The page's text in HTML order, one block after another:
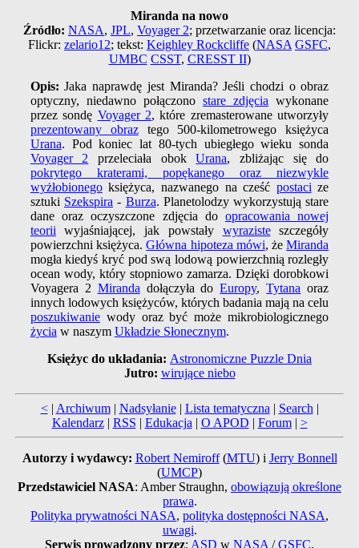
Miranda na nowo
Źródło: NASA, JPL, Voyager 2; przetwarzanie oraz licencja:
Flickr: zelario12; tekst: Keighley Rockcliffe (NASA GSFC,
UMBC CSST, CRESST II)
Opis:Jaka naprawdę jest Miranda? Jeśli chodzi o obraz
optyczny, niedawno połączonostare zdjęcia wykonane
przez sondę Voyager 2, które zremasterowane utworzyły
prezentowany obraztego 500-kilometrowego księżyca
Urana. Pod koniec lat 80-tych ubiegłego wieku sonda
Voyager 2 przeleciała obokUrana, zbliżając się do
pokrytego kraterami, popękanego oraz niezwykle
wyżłobionegoksiężyca, nazwanego na cześć postaci ze
sztuki Szekspira - Burza. Planetolodzy wykorzystują stare
dane oraz oczyszczone zdjęcia do opracowania nowej
teorii wyjaśniającej, jak powstały wyrazisteszczegóły
powierzchni księżyca.Główna hipoteza mówi, żeMiranda
mogła kiedyś kryć pod swą lodową powierzchnią rozległy
ocean wody, który stopniowo zamarza. Dzięki dorobkowi
Voyagera 2 Miranda dołączyła doEuropy,Tytana oraz
innych lodowych księżyców, których badania mają na celu
poszukiwaniewody oraz być może mikrobiologicznego
życia w naszym Układzie Słonecznym.
Księżyc do układania: Astronomiczne Puzzle Dnia
Jutro: wirujące niebo
<| Archiwum| Nadsyłanie| Lista tematyczna | Search |
Kalendarz| RSS | Edukacja | O APOD | Forum| >
Autorzy i wydawcy: Robert Nemiroff(MTU) i Jerry Bonnell
(UMCP)
Przedstawiciel NASA: Amber Straughn, obowiązują określone
prawa.
Polityka prywatności NASA, polityka dostępności NASA,
uwagi.
Serwis prowadzony przez: ASD w NASA /GSFC,